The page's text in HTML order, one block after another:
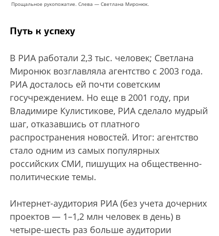
Прощальное рукопожатие. Слева — Светлана Миронюк.
Путь к успеху
В РИА работали 2,3 тыс. человек; Светлана
Миронюк возглавляла агентство с 2003 года.
РИА досталось ей почти советским
госучреждением. Но еще в 2001 году, при
Владимире Кулистикове, РИА сделало мудрый
шаг, отказавшись от платного
распространения новостей. Итог: агентство
стало одним из самых популярных
российских СМИ, пишущих на общественно-
политические темы.
Интернет-аудитория РИА (без учета дочерних
проектов — 1–1,2 млн человек в день) в
четыре-шесть раз больше аудитории